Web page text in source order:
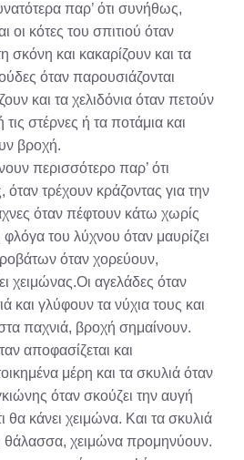
παρ’ ότι συνήθως,
οι κότες του σπιτιού όταν
σκόνη και κακαρίζουν και τα
όταν παρουσιάζονται
και τα χελιδόνια όταν πετούν
στέρνες ή τα ποτάμια και
βροχή.
περισσότερο παρ’ ότι
τρέχουν κράζοντας για την
όταν πέφτουν κάτω χωρίς
του λύχνου όταν μαυρίζει
όταν χορεύουν,
χειμώνας.Οι αγελάδες όταν
και γλύφουν τα νύχια τους και
παχνιά, βροχή σημαίνουν.
αποφασίζεται και
μέρη και τα σκυλιά όταν
όταν σκούζει την αυγή
θα κάνει χειμώνα. Και τα σκυλιά
θάλασσα, χειμώνα προμηνύουν.